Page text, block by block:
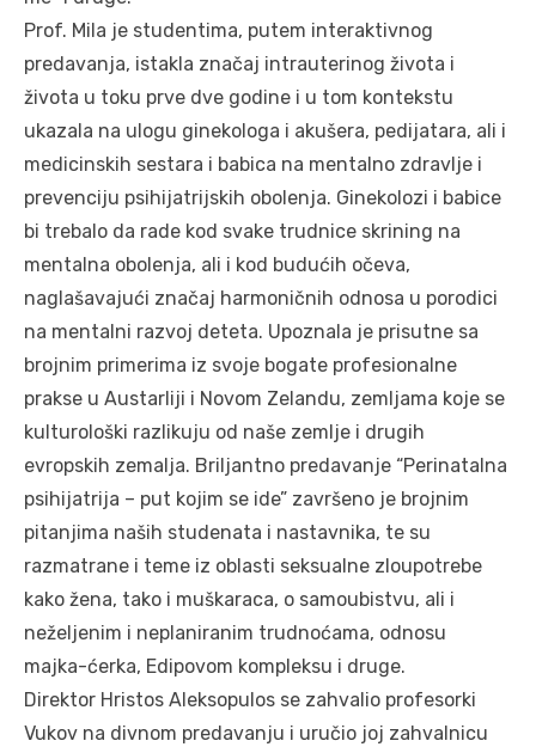
Prof. Mila je studentima, putem interaktivnog
predavanja, istakla značaj intrauterinog života i
života u toku prve dve godine i u tom kontekstu
ukazala na ulogu ginekologa i akušera, pedijatara, ali i
medicinskih sestara i babica na mentalno zdravlje i
prevenciju psihijatrijskih obolenja. Ginekolozi i babice
bi trebalo da rade kod svake trudnice skrining na
mentalna obolenja, ali i kod budućih očeva,
naglašavajući značaj harmoničnih odnosa u porodici
na mentalni razvoj deteta. Upoznala je prisutne sa
brojnim primerima iz svoje bogate profesionalne
prakse u Austarliji i Novom Zelandu, zemljama koje se
kulturološki razlikuju od naše zemlje i drugih
evropskih zemalja. Briljantno predavanje “Perinatalna
psihijatrija – put kojim se ide” završeno je brojnim
pitanjima naših studenata i nastavnika, te su
razmatrane i teme iz oblasti seksualne zloupotrebe
kako žena, tako i muškaraca, o samoubistvu, ali i
neželjenim i neplaniranim trudnoćama, odnosu
majka-ćerka, Edipovom kompleksu i druge.
Direktor Hristos Aleksopulos se zahvalio profesorki
Vukov na divnom predavanju i uručio joj zahvalnicu